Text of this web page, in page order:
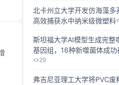
北卡州立大学开发仿海藻多
高效捕获水中纳米级微塑料
斯坦福大学AI模型生成完整
基因组，16种新噬菌体成功
29
弗吉尼亚理工大学将PVC废